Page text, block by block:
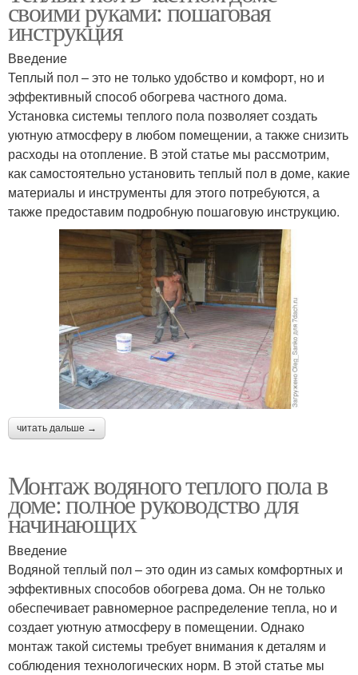
своими руками: пошаговая
инструкция
Введение
Теплый пол – это не только удобство и комфорт, но и
эффективный способ обогрева частного дома.
Установка системы теплого пола позволяет создать
уютную атмосферу в любом помещении, а также снизить
расходы на отопление. В этой статье мы рассмотрим,
как самостоятельно установить теплый пол в доме, какие
материалы и инструменты для этого потребуются, а
также предоставим подробную пошаговую инструкцию.
читать дальше →
Монтаж водяного теплого пола в
доме: полное руководство для
начинающих
Введение
Водяной теплый пол – это один из самых комфортных и
эффективных способов обогрева дома. Он не только
обеспечивает равномерное распределение тепла, но и
создает уютную атмосферу в помещении. Однако
монтаж такой системы требует внимания к деталям и
соблюдения технологических норм. В этой статье мы